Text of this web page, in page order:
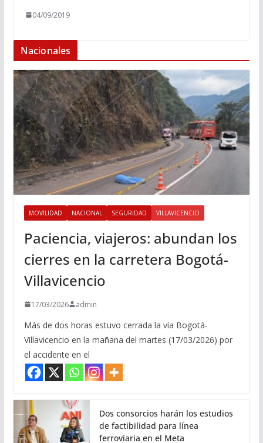
04/09/2019
Nacionales
MOVILIDAD NACIONAL SEGURIDAD VILLAVICENCIO
Paciencia, viajeros: abundan los
cierres en la carretera Bogotá-
Villavicencio
17/03/2026 admin
Más de dos horas estuvo cerrada la vía Bogotá-
Villavicencio en la mañana del martes (17/03/2026) por
el accidente en el
Dos consorcios harán los estudios
de factibilidad para línea
ferroviaria en el Meta